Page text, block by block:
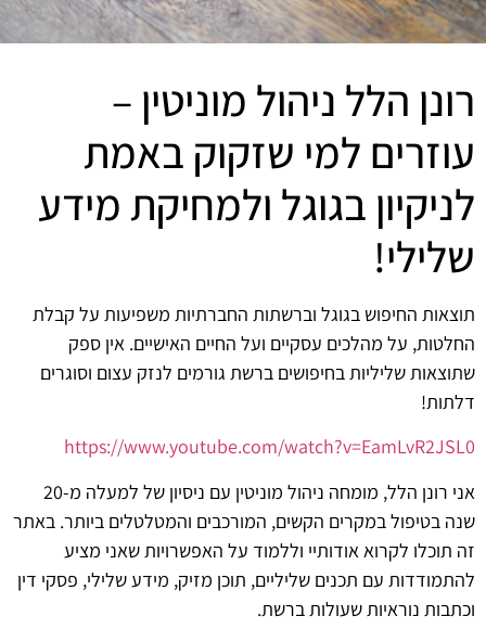
רונן הלל ניהול מוניטין –
עוזרים למי שזקוק באמת
לניקיון בגוגל ולמחיקת מידע
שלילי!
תוצאות החיפוש בגוגל וברשתות החברתיות משפיעות על קבלת
החלטות, על מהלכים עסקיים ועל החיים האישיים. אין ספק
שתוצאות שליליות בחיפושים ברשת גורמים לנזק עצום וסוגרים
דלתות!
https://www.youtube.com/watch?v=EamLvR2JSL0
אני רונן הלל, מומחה ניהול מוניטין עם ניסיון של למעלה מ-20
שנה בטיפול במקרים הקשים, המורכבים והמטלטלים ביותר. באתר
זה תוכלו לקרוא אודותיי וללמוד על האפשרויות שאני מציע
להתמודדות עם תכנים שליליים, תוכן מזיק, מידע שלילי, פסקי דין
וכתבות נוראיות שעולות ברשת.